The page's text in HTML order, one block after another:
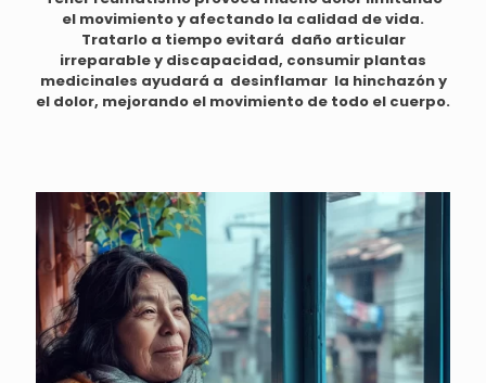
el movimiento y afectando la calidad de vida.
Tratarlo a tiempo evitará daño articular
irreparable y discapacidad, consumir plantas
medicinales ayudará a desinflamar la hinchazón y
el dolor, mejorando el movimiento de todo el cuerpo.